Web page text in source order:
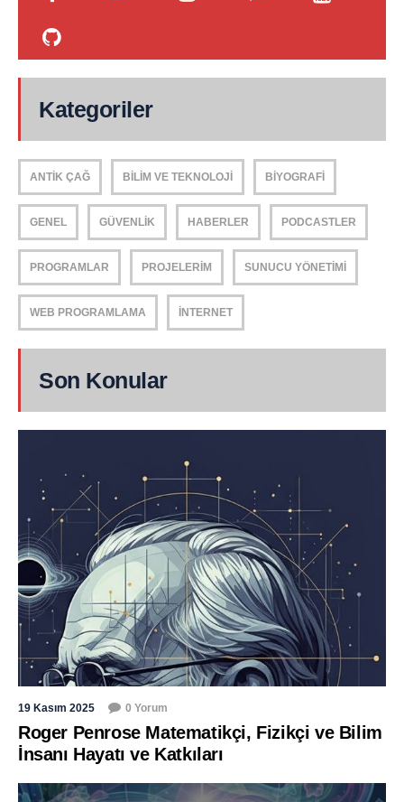
Kategoriler
ANTIK ÇAĞ BILIM VE TEKNOLOJI BIYOGRAFI
GENEL GÜVENLIK HABERLER PODCASTLER
PROGRAMLAR PROJELERIM SUNUCU YÖNETIMI
WEB PROGRAMLAMA İNTERNET
Son Konular
19 Kasım 2025 0 Yorum
Roger Penrose Matematikçi, Fizikçi ve Bilim
İnsanı Hayatı ve Katkıları